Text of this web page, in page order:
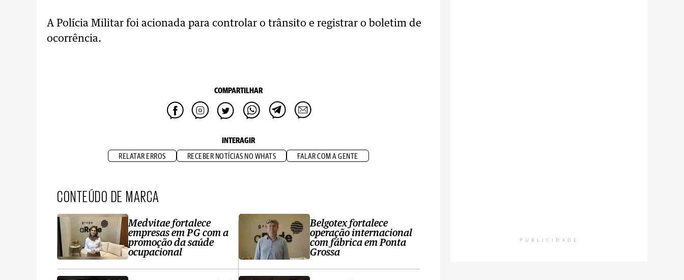
A Polícia Militar foi acionada para controlar o trânsito e registrar o boletim de
ocorrência.
COMPARTILHAR
INTERAGIR
RELATAR ERROS RECEBER NOTÍCIAS NO WHATS FALAR COM A GENTE
CONTEÚDO DE MARCA
Medvitae fortalece
empresas em PG com a
promoção da saúde
ocupacional
Belgotex fortalece
operação internacional
com fábrica em Ponta
Grossa
PUBLICIDADE